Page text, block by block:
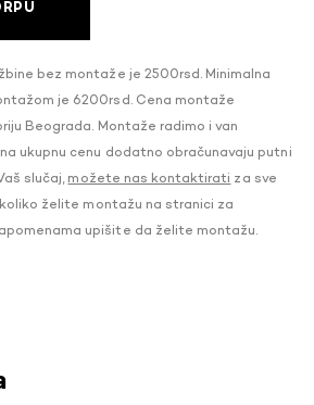
bez montaže je 2500rsd. Minimalna
je 6200rsd. Cena montaže
Beograda. Montaže radimo i van
ukupnu cenu dodatno obračunavaju putni
slučaj, možete nas kontaktirati za sve
želite montažu na stranici za
upišite da želite montažu.